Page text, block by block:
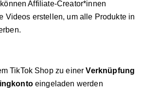
Affiliate-Creator*innen
Videos erstellen, um alle Produkte in
TikTok Shop zu einerVerknüpfung
eingeladen werden